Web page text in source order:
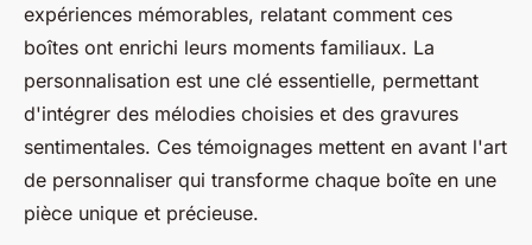
expériences mémorables, relatant comment ces
boîtes ont enrichi leurs moments familiaux. La
personnalisation est une clé essentielle, permettant
d'intégrer des mélodies choisies et des gravures
sentimentales. Ces témoignages mettent en avant l'art
de personnaliser qui transforme chaque boîte en une
pièce unique et précieuse.